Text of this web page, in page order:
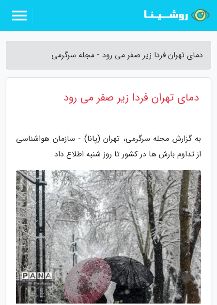
دمای تهران فردا زیر صفر می رود - مجله سرگرمی
دمای تهران فردا زیر صفر می رود
به گزارش مجله سرگرمی، تهران (پانا) - سازمان هواشناسی
از تداوم بارش ها در کشور تا روز شنبه اطلاع داد.